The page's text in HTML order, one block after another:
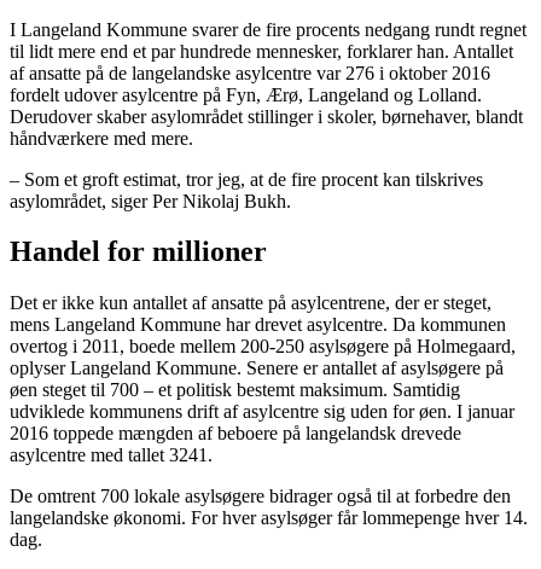
I Langeland Kommune svarer de fire procents nedgang rundt regnet
til lidt mere end et par hundrede mennesker, forklarer han. Antallet
af ansatte på de langelandske asylcentre var 276 i oktober 2016
fordelt udover asylcentre på Fyn, Ærø, Langeland og Lolland.
Derudover skaber asylområdet stillinger i skoler, børnehaver, blandt
håndværkere med mere.
– Som et groft estimat, tror jeg, at de fire procent kan tilskrives
asylområdet, siger Per Nikolaj Bukh.
Handel for millioner
Det er ikke kun antallet af ansatte på asylcentrene, der er steget,
mens Langeland Kommune har drevet asylcentre. Da kommunen
overtog i 2011, boede mellem 200-250 asylsøgere på Holmegaard,
oplyser Langeland Kommune. Senere er antallet af asylsøgere på
øen steget til 700 – et politisk bestemt maksimum. Samtidig
udviklede kommunens drift af asylcentre sig uden for øen. I januar
2016 toppede mængden af beboere på langelandsk drevede
asylcentre med tallet 3241.
De omtrent 700 lokale asylsøgere bidrager også til at forbedre den
langelandske økonomi. For hver asylsøger får lommepenge hver 14.
dag.